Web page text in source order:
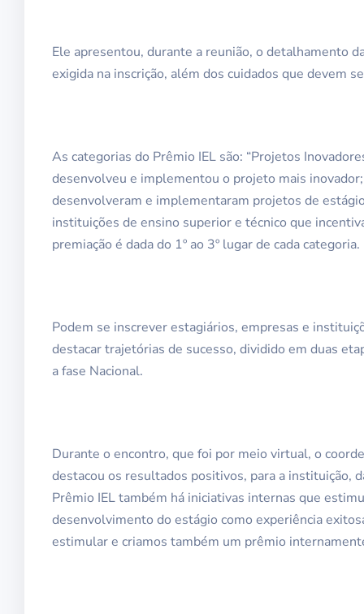
Ele apresentou, durante a reunião, o detalhamento
exigida na inscrição, além dos cuidados que devem
As categorias do Prêmio IEL são: “Projetos
desenvolveu e implementou o projeto mais
desenvolveram e implementaram projetos de
instituições de ensino superior e técnico que
premiação é dada do 1º ao 3º lugar de cada categoria.
Podem se inscrever estagiários, empresas e
destacar trajetórias de sucesso, dividido em duas
a fase Nacional.
Durante o encontro, que foi por meio virtual, o
destacou os resultados positivos, para a instituição,
Prêmio IEL também há iniciativas internas que
desenvolvimento do estágio como experiência
estimular e criamos também um prêmio